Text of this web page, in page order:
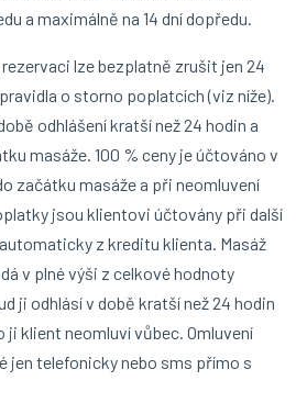
a maximálně na 14 dní dopředu.
lze bezplatně zrušit jen 24
o storno poplatcích (viz níže).
odhlášení kratší než 24 hodin a
masáže. 100 % ceny je účtováno v
začátku masáže a při neomluvení
jsou klientovi účtovány při další
z kreditu klienta. Masáž
v plné výši z celkové hodnoty
ji odhlásí v době kratší než 24 hodin
klient neomluví vůbec. Omluvení
jen telefonicky nebo sms přímo s